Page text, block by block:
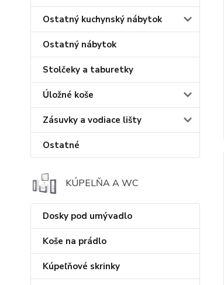
Ostatný kuchynský nábytok
Ostatný nábytok
Stolčeky a taburetky
Úložné koše
Zásuvky a vodiace lišty
Ostatné
KÚPELŇA A WC
Dosky pod umývadlo
Koše na prádlo
Kúpeľňové skrinky